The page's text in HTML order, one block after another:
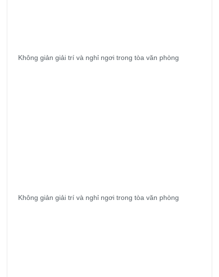
Không giản giải trí và nghỉ ngơi trong tòa văn phòng
Không giản giải trí và nghỉ ngơi trong tòa văn phòng